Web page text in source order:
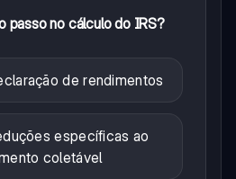
passo no cálculo do IRS?
de rendimentos
específicas ao
coletável